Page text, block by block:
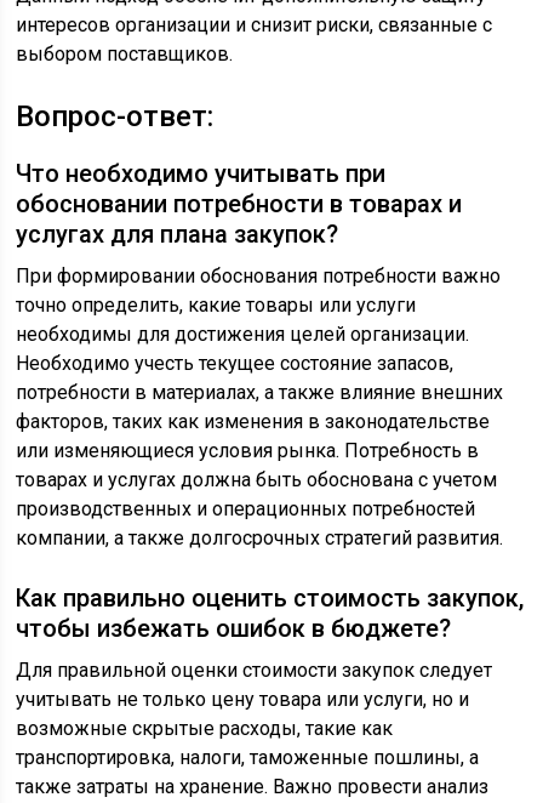
интересов организации и снизит риски, связанные с
выбором поставщиков.
Вопрос-ответ:
Что необходимо учитывать при
обосновании потребности в товарах и
услугах для плана закупок?
При формировании обоснования потребности важно
точно определить, какие товары или услуги
необходимы для достижения целей организации.
Необходимо учесть текущее состояние запасов,
потребности в материалах, а также влияние внешних
факторов, таких как изменения в законодательстве
или изменяющиеся условия рынка. Потребность в
товарах и услугах должна быть обоснована с учетом
производственных и операционных потребностей
компании, а также долгосрочных стратегий развития.
Как правильно оценить стоимость закупок,
чтобы избежать ошибок в бюджете?
Для правильной оценки стоимости закупок следует
учитывать не только цену товара или услуги, но и
возможные скрытые расходы, такие как
транспортировка, налоги, таможенные пошлины, а
также затраты на хранение. Важно провести анализ